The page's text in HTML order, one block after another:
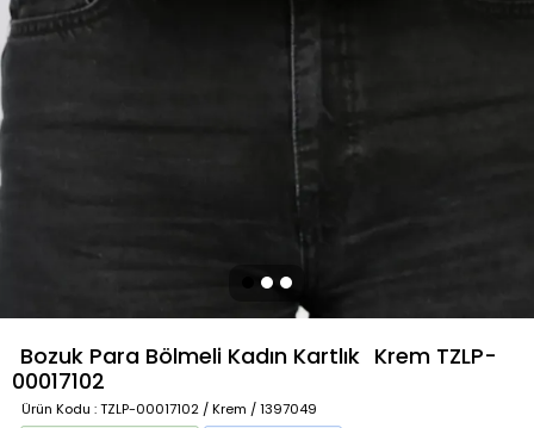
Bozuk Para Bölmeli Kadın Kartlık Krem TZLP-
00017102
Ürün Kodu : TZLP-00017102 / Krem / 1397049